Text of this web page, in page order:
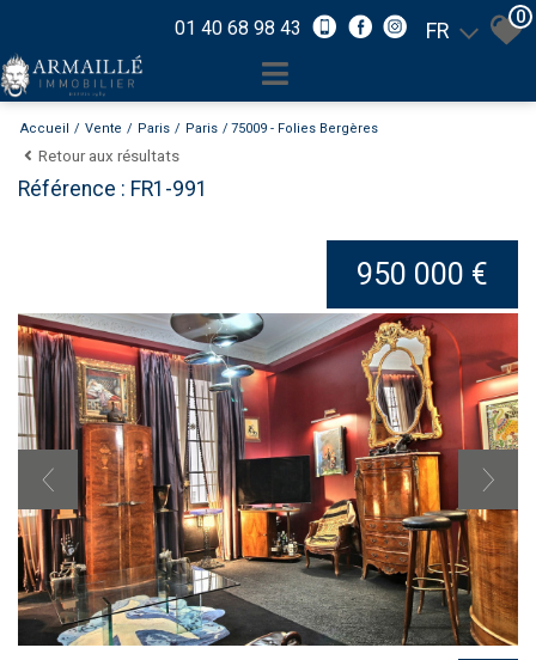
01 40 68 98 43 FR
0
Accueil Vente Paris Paris 75009 - Folies Bergères
Retour aux résultats
Référence : FR1-991
950 000 €